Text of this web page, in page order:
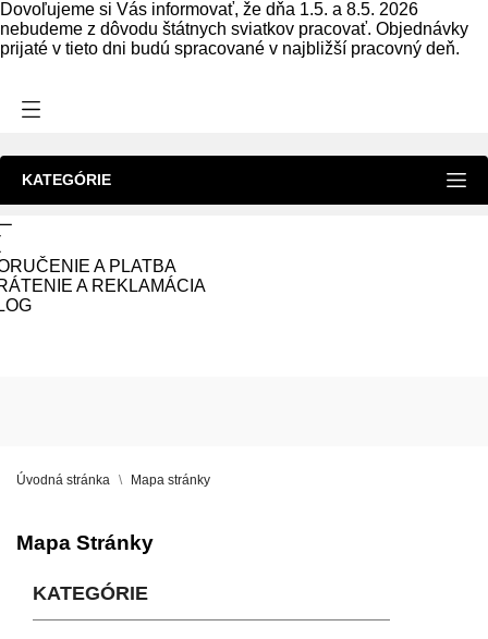
Dovoľujeme si Vás informovať, že dňa 1.5. a 8.5. 2026
nebudeme z dôvodu štátnych sviatkov pracovať. Objednávky
prijaté v tieto dni budú spracované v najbližší pracovný deň.
KATEGÓRIE
A PLATBA
A REKLAMÁCIA
Úvodná stránka Mapa stránky
Mapa Stránky
KATEGÓRIE